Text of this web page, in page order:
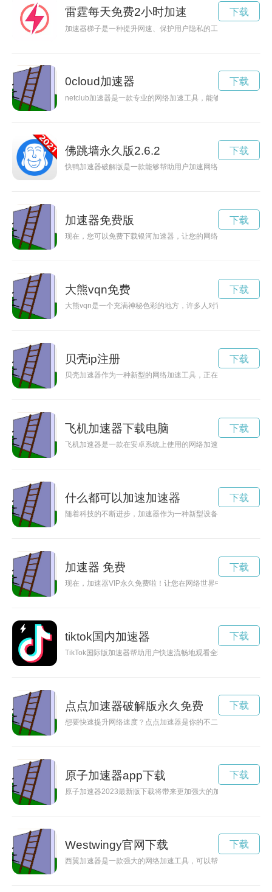
雷霆每天免费2小时加速
加速器梯子是一种提升网速、保护用户隐私的工具。本文将介
下载
0cloud加速器
netclub加速器是一款专业的网络加速工具，能够帮助用户更快
下载
佛跳墙永久版2.6.2
快鸭加速器破解版是一款能够帮助用户加速网络速度的工具，
下载
加速器免费版
现在，您可以免费下载银河加速器，让您的网络体验更加顺畅
下载
大熊vqn免费
大熊vqn是一个充满神秘色彩的地方，许多人对它的来历和真
下载
贝壳ip注册
贝壳加速器作为一种新型的网络加速工具，正在逐渐走入人们
下载
飞机加速器下载电脑
飞机加速器是一款在安卓系统上使用的网络加速应用，可以帮
下载
什么都可以加速加速器
随着科技的不断进步，加速器作为一种新型设备，正日益引起
下载
加速器 免费
现在，加速器VIP永久免费啦！让您在网络世界中畅游无阻，高
下载
tiktok国内加速器
TikTok国际版加速器帮助用户快速流畅地观看全球热门视频内
下载
点点加速器破解版永久免费
想要快速提升网络速度？点点加速器是你的不二选择！在官网
下载
原子加速器app下载
原子加速器2023最新版下载将带来更加强大的加速功能，让用
下载
Westwingy官网下载
西翼加速器是一款强大的网络加速工具，可以帮助用户轻松解
下载